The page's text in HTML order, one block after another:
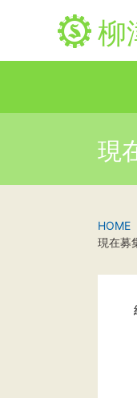
柳
現
HOME
現在募